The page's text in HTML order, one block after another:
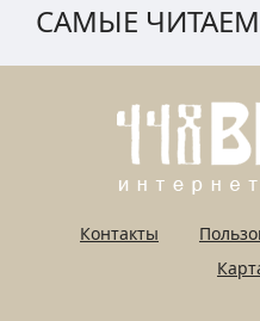
САМЫЕ
Контакты